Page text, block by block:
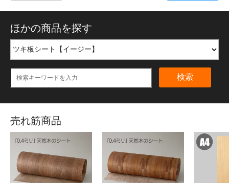
ほかの商品を探す
検索
売れ筋商品